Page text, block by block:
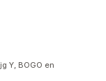
Y, BOGO en